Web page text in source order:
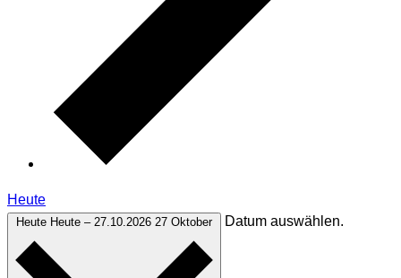
Heute
Heute Heute – 27.10.2026 27 Oktober Datum auswählen.